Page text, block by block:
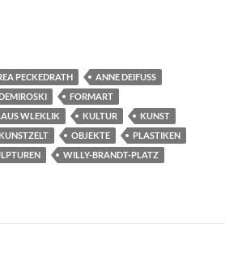
PECKEDRATH
ANNE DEIFUSS
FORMART
WLEKLIK KULTUR
KUNST
KUNSTZELT OBJEKTE
PLASTIKEN
WILLY-BRANDT-PLATZ